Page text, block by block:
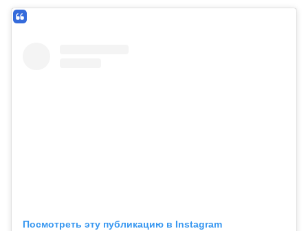
Посмотреть эту публикацию в Instagram